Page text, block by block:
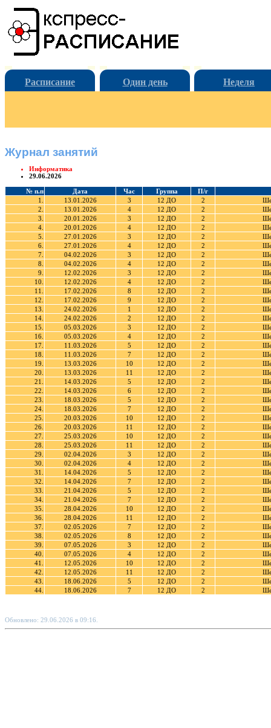
Расписание Один день Неделя
Журнал занятий
Информатика
29.06.2026
№ п.п Дата Час Группа
П/г
1.
13.01.2026 3 12 ДО 2
2.
13.01.2026 4 12 ДО 2
3.
20.01.2026 3 12 ДО 2
4.
20.01.2026 4 12 ДО 2
5.
27.01.2026 3 12 ДО 2
6.
27.01.2026 4 12 ДО 2
7.
04.02.2026 3 12 ДО 2
8.
04.02.2026 4 12 ДО 2
9.
12.02.2026 3 12 ДО 2
10.
12.02.2026 4 12 ДО 2
11.
17.02.2026 8 12 ДО 2
12.
17.02.2026 9 12 ДО 2
13.
24.02.2026 1 12 ДО 2
14.
24.02.2026 2 12 ДО 2
15.
05.03.2026 3 12 ДО 2
16.
05.03.2026 4 12 ДО 2
17.
11.03.2026 5 12 ДО 2
18.
11.03.2026 7 12 ДО 2
19.
13.03.2026 10 12 ДО 2
20.
13.03.2026 11 12 ДО 2
21.
14.03.2026 5 12 ДО 2
22.
14.03.2026 6 12 ДО 2
23.
18.03.2026 5 12 ДО 2
24.
18.03.2026 7 12 ДО 2
25.
20.03.2026 10 12 ДО 2
26.
20.03.2026 11 12 ДО 2
27.
25.03.2026 10 12 ДО 2
28.
25.03.2026 11 12 ДО 2
29.
02.04.2026 3 12 ДО 2
30.
02.04.2026 4 12 ДО 2
31.
14.04.2026 5 12 ДО 2
32.
14.04.2026 7 12 ДО 2
33.
21.04.2026 5 12 ДО 2
34.
21.04.2026 7 12 ДО 2
35.
28.04.2026 10 12 ДО 2
36.
28.04.2026 11 12 ДО 2
37.
02.05.2026 7 12 ДО 2
38.
02.05.2026 8 12 ДО 2
39.
07.05.2026 3 12 ДО 2
40.
07.05.2026 4 12 ДО 2
41.
12.05.2026 10 12 ДО 2
42.
12.05.2026 11 12 ДО 2
43.
18.06.2026 5 12 ДО 2
44.
18.06.2026 7 12 ДО 2
Обновлено: 29.06.2026 в 09:16.